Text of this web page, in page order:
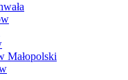
Małopolski